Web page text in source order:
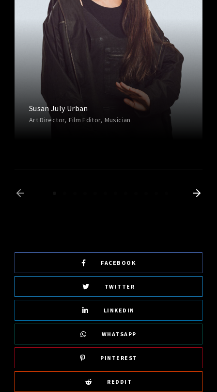
Susan July Urban
Art Director Film Editor Musician
FACEBOOK
TWITTER
LINKEDIN
WHATSAPP
PINTEREST
REDDIT